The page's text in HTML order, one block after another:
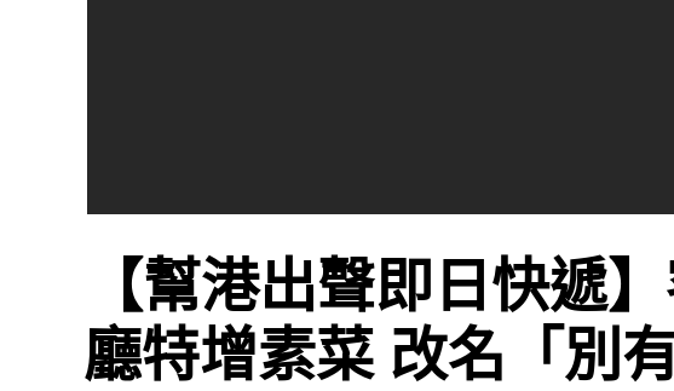
【幫港出聲即日快遞
廳特增素菜 改名「別